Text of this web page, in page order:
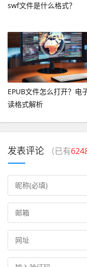
swf文件是什么格式？
EPUB文件怎么打开？电
读格式解析
发表评论 （已有